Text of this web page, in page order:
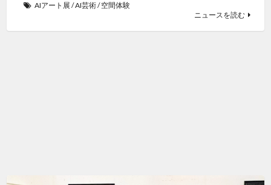
AIアート展 /AI芸術/空間体験
ニュースを読む